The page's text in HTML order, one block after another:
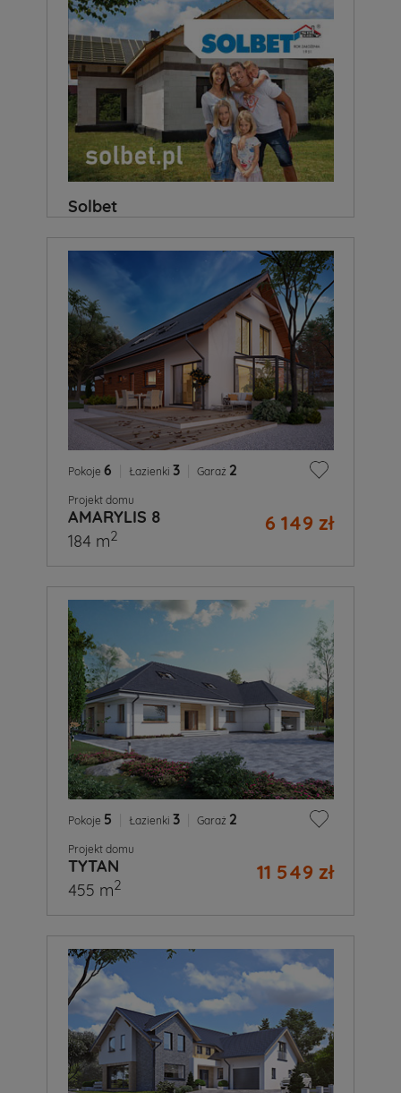
Solbet
Pokoje 6 Łazienki 3 Garaż 2
Projekt domu
AMARYLIS 8 6 149 zł
184 m2
Pokoje 5 Łazienki 3 Garaż 2
Projekt domu
TYTAN 11 549 zł
455 m2